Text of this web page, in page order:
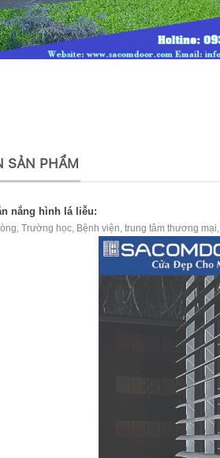
SẢN PHẨM
nắng hình lá liễu:
Trường học, Bệnh viện, trung tâm thương mại,